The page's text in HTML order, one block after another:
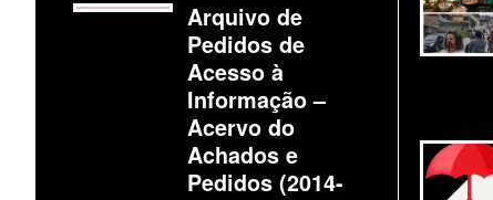
Arquivo de
Pedidos de
Acesso à
Informação –
Acervo do
Achados e
Pedidos (2014-